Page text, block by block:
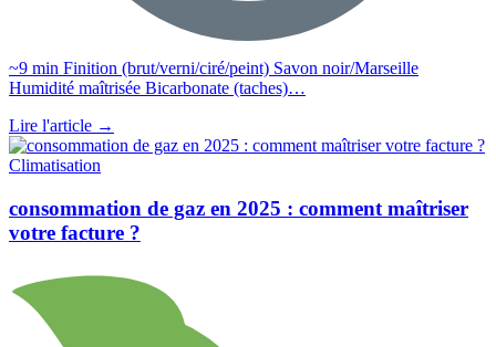
~9 min Finition (brut/verni/ciré/peint) Savon noir/Marseille
Humidité maîtrisée Bicarbonate (taches)…
Lire l'article →
Climatisation
consommation de gaz en 2025 : comment maîtriser
votre facture ?